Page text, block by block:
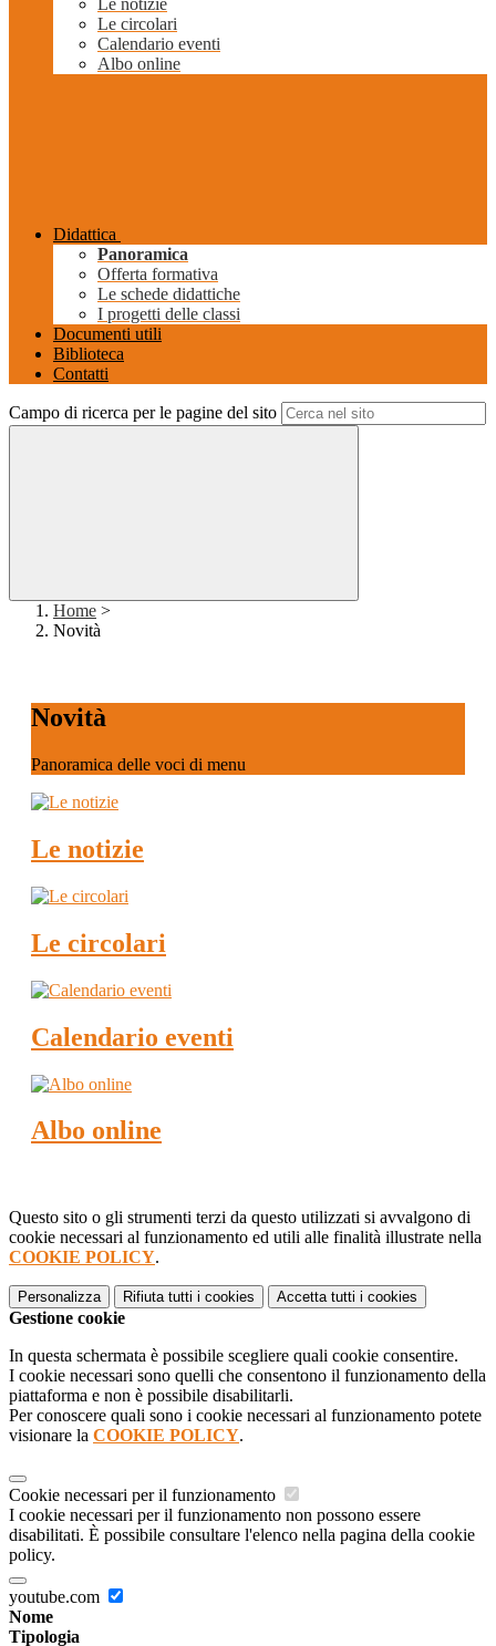
Le notizie
Le circolari
Calendario eventi
Albo online
Didattica
Panoramica
Offerta formativa
Le schede didattiche
I progetti delle classi
Documenti utili
Biblioteca
Contatti
Campo di ricerca per le pagine del sito
Home >
Novità
Novità
Panoramica delle voci di menu
Le notizie
Le circolari
Calendario eventi
Albo online
Questo sito o gli strumenti terzi da questo utilizzati si avvalgono di
cookie necessari al funzionamento ed utili alle finalità illustrate nella
COOKIE POLICY.
Personalizza Rifiuta tutti i cookies Accetta tutti i cookies
Gestione cookie
In questa schermata è possibile scegliere quali cookie consentire.
I cookie necessari sono quelli che consentono il funzionamento della
piattaforma e non è possibile disabilitarli.
Per conoscere quali sono i cookie necessari al funzionamento potete
visionare la COOKIE POLICY.
Cookie necessari per il funzionamento
I cookie necessari per il funzionamento non possono essere
disabilitati. È possibile consultare l'elenco nella pagina della cookie
policy.
youtube.com
Nome
Tipologia